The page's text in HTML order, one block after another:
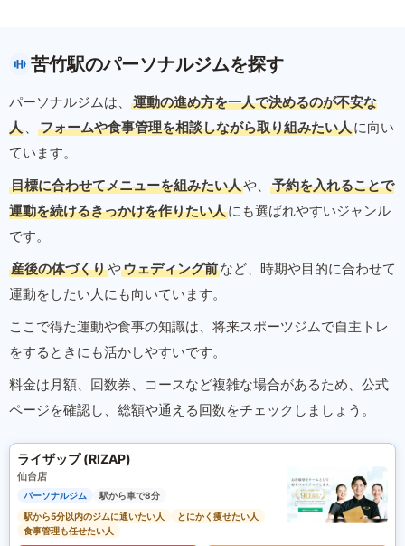
苦竹駅のパーソナルジムを探す
パーソナルジムは、
運動の進め方を一人で決めるのが不安な
人 、 フォームや食事管理を相談しながら取り組みたい人に向い
ています。
目標に合わせてメニューを組みたい人や、
予約を入れることで
運動を続けるきっかけを作りたい人にも選ばれやすいジャンル
です。
産後の体づくりやウェディング前など、時期や目的に合わせて
運動をしたい人にも向いています。
ここで得た運動や食事の知識は、将来スポーツジムで自主トレ
をするときにも活かしやすいです。
料金は月額、回数券、コースなど複雑な場合があるため、公式
ページを確認し、総額や通える回数をチェックしましょう。
ライザップ (RIZAP)
仙台店
パーソナルジム
駅から車で8分
駅から5分以内のジムに通いたい人
とにかく痩せたい人
食事管理も任せたい人